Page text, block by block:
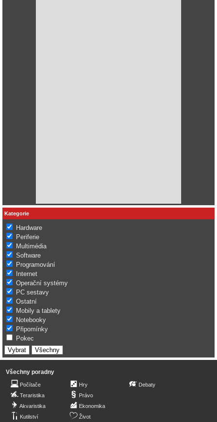
Kategorie
Hardware
Periferie
Multimédia
Software
Programování
Internet
Operační systémy
PC sestavy
Ostatní
Mobily a tablety
Notebooky
Připomínky
Pokec
Všechny poradny
Počítače
Teraristika
Akvaristika
Kutilství
Hry
Právo
Ekonomika
Život
Debaty